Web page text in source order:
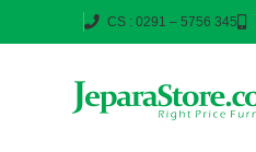
CS : 0291 – 5756 345